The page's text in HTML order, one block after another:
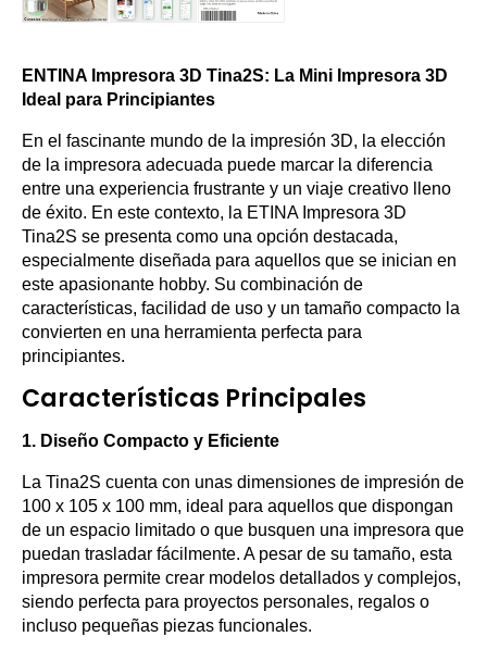
ENTINA Impresora 3D Tina2S: La Mini Impresora 3D
Ideal para Principiantes
En el fascinante mundo de la impresión 3D, la elección
de la impresora adecuada puede marcar la diferencia
entre una experiencia frustrante y un viaje creativo lleno
de éxito. En este contexto, la ETINA Impresora 3D
Tina2S se presenta como una opción destacada,
especialmente diseñada para aquellos que se inician en
este apasionante hobby. Su combinación de
características, facilidad de uso y un tamaño compacto la
convierten en una herramienta perfecta para
principiantes.
Características Principales
1. Diseño Compacto y Eficiente
La Tina2S cuenta con unas dimensiones de impresión de
100 x 105 x 100 mm, ideal para aquellos que dispongan
de un espacio limitado o que busquen una impresora que
puedan trasladar fácilmente. A pesar de su tamaño, esta
impresora permite crear modelos detallados y complejos,
siendo perfecta para proyectos personales, regalos o
incluso pequeñas piezas funcionales.